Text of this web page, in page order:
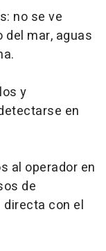
no se ve
mar, aguas
y
en
al operador en
de
con el